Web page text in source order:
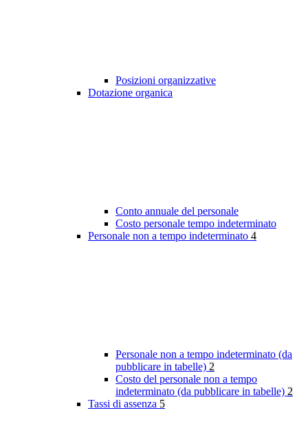
Posizioni organizzative
Dotazione organica
Conto annuale del personale
Costo personale tempo indeterminato
Personale non a tempo indeterminato 4
Personale non a tempo indeterminato (da
pubblicare in tabelle) 2
Costo del personale non a tempo
indeterminato (da pubblicare in tabelle) 2
Tassi di assenza 5